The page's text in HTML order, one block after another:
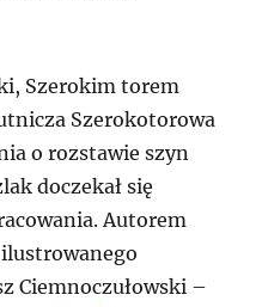
Szerokim torem
Szerokotorowa
o rozstawie szyn
doczekał się
Autorem
Ciemnoczułowski –